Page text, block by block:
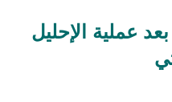
عملية الإحليل